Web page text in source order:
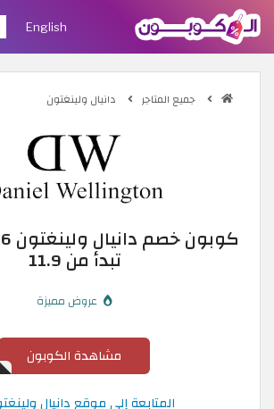
English
جميع المتاجر دانيال ولينغتون
تبدأ من 11.9
عروض مميزة
مشاهدة الكوبون
المتابعة إلى موقع دانيال